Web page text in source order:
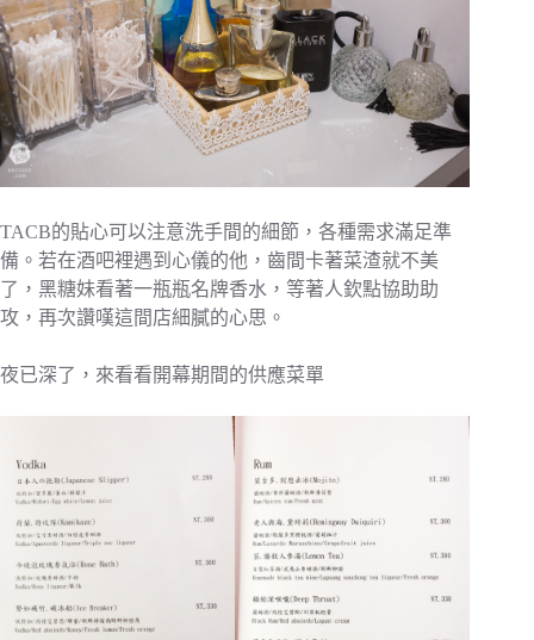
TACB的貼心可以注意洗手間的細節，各種需求滿足準
備。若在酒吧裡遇到心儀的他，齒間卡著菜渣就不美
了，黑糖妹看著一瓶瓶名牌香水，等著人欽點協助助
攻，再次讚嘆這間店細膩的心思。
夜已深了，來看看開幕期間的供應菜單